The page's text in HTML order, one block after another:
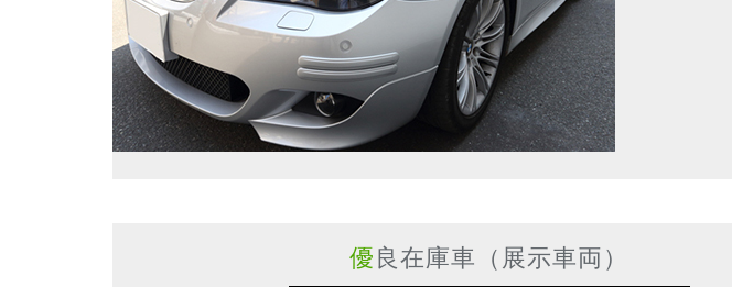
優良在庫車（展示車両）